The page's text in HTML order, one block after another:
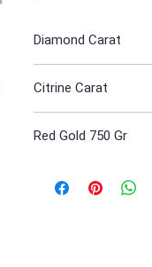
Diamond Carat
Citrine Carat
Laser cut
Red Gold 750 Gr